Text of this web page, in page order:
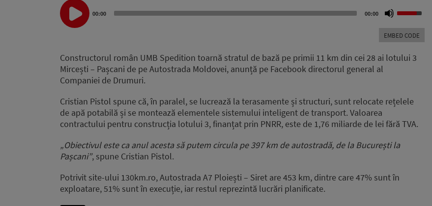
Audio
Player
00:00 00:00
Up/Down
keys
increase
EMBED CODE
Constructorul român UMB Spedition toarnă stratul de bază pe primii 11 km din cei 28 ai lotului 3
Mircești – Pașcani de pe Autostrada Moldovei, anunță pe Facebook directorul general al
Companiei de Drumuri.
Cristian Pistol spune că, în paralel, se lucrează la terasamente și structuri, sunt relocate rețelele
de apă potabilă și se montează elementele sistemului inteligent de transport. Valoarea
contractului pentru construcția lotului 3, finanțat prin PNRR, este de 1,76 miliarde de lei fără TVA.
„Obiectivul este ca anul acesta să putem circula pe 397 km de autostradă, de la București la
Pașcani”, spune Cristian Pistol.
Potrivit site-ului 130km.ro, Autostrada A7 Ploiești – Siret are 453 km, dintre care 47% sunt în
exploatare, 51% sunt în execuție, iar restul reprezintă lucrări planificate.